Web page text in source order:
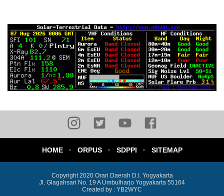
HOME ORPUS SDPPI SITEMAP
Copyright 2020 Orari Daerah D.I. Yogyakarta
Jl. Glagahsari No. 19 A Umbulharjo Yogyakarta 55164
Created by : YB2WYC